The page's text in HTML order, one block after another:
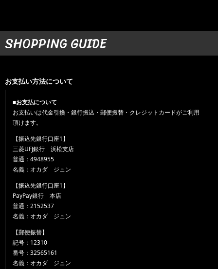
SHOPPING GUIDE
お支払い方法について
■お支払について
お支払いは代金引換・銀行振込・郵便振替・クレジットカードがご利用
頂けます。
【振込先銀行口座1】
三菱UFJ銀行 浜松支店
普通：4948955
名義：オカダ ジュン
【振込先銀行口座1】
PayPay銀行 本店
普通：2152537
名義：オカダ ジュン
【郵便振替】
記号：12310
番号：32565161
名義：オカダ ジュン